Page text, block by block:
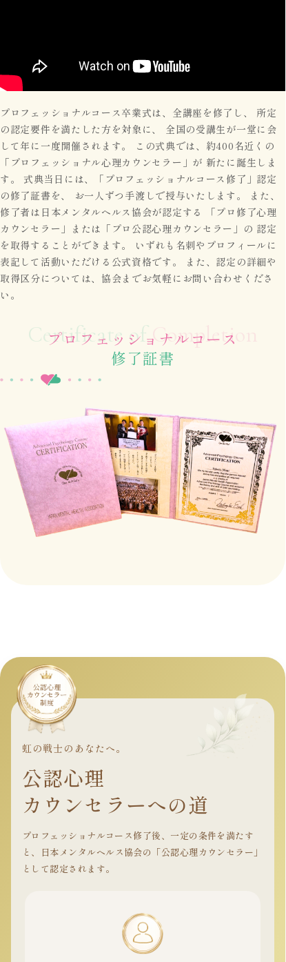
プロフェッショナルコース卒業式は、全講座を修了し、
所定
の認定要件を満たした方を対象に、 全国の受講生が一堂に会
して年に一度開催されます。
この式典では、約400名近くの
「プロフェッショナル心理カウンセラー」が 新たに誕生しま
す。 式典当日には、「プロフェッショナルコース修了」認定
の修了証書を、
お一人ずつ手渡しで授与いたします。
また、
修了者は日本メンタルヘルス協会が認定する
「プロ修了心理
カウンセラー」または「プロ公認心理カウンセラー」の 認定
を取得することができます。
いずれも名刺やプロフィールに
表記して活動いただける公式資格です。
また、認定の詳細や
取得区分については、協会までお気軽にお問い合わせくださ
い。
Certificate ofCompletion
プロフェッショナルコース
修了証書
虹の戦士のあなたへ。
公認心理
カウンセラーへの道
プロフェッショナルコース修了後、一定の条件を満たす
と、
日本メンタルヘルス協会の「公認心理カウンセラー」
として認定されます。